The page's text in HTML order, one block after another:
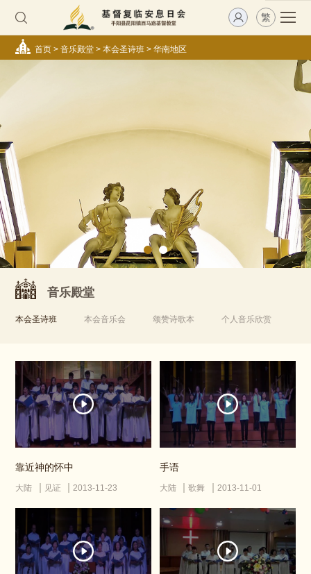
繁
首页> 音乐殿堂> 本会圣诗班> 华南地区
音乐殿堂
本会圣诗班 本会音乐会 颂赞诗歌本 个人音乐欣赏
靠近神的怀中
大陆 见证 2013-11-23
手语
大陆 歌舞 2013-11-01